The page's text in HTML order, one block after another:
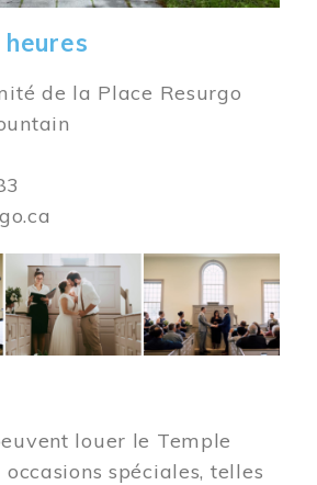
de la Place Resurgo
louer le Temple
spéciales, telles